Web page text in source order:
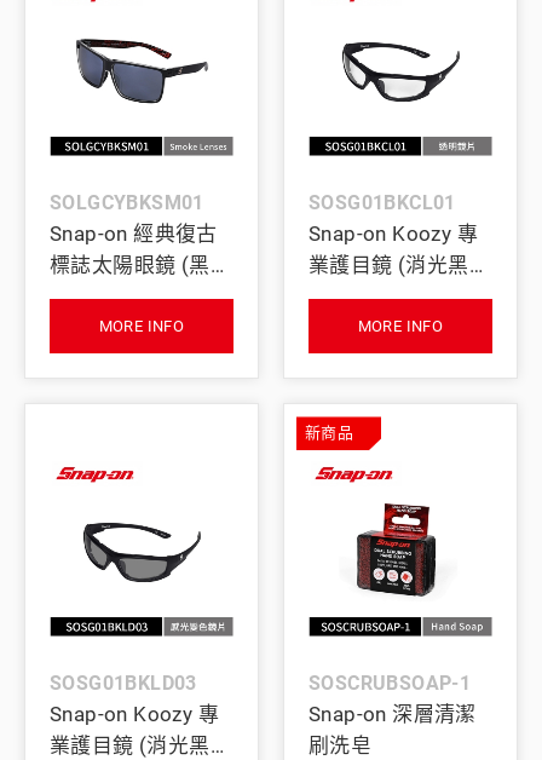
SOLGCYBKSM01
Snap-on 經典復古
標誌太陽眼鏡 (黑框
／煙燻灰鏡片)
MORE INFO
SOSG01BKCL01
Snap-on Koozy 專
業護目鏡 (消光黑／
透明鏡片) (中尺寸)
MORE INFO
SOSG01BKLD03
Snap-on Koozy 專
業護目鏡 (消光黑／
新商品
SOSCRUBSOAP-1
Snap-on 深層清潔
刷洗皂